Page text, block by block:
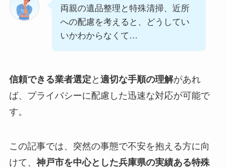
両親の遺品整理と特殊清掃、近所
への配慮を考えると、どうしてい
いかわからなくて…
信頼できる業者選定 と 適切な手順の理解があれ
ば、プライバシーに配慮した迅速な対応が可能で
す。
この記事では、突然の事態で不安を抱える方に向
けて、 神戸市を中心とした兵庫県の実績ある特殊